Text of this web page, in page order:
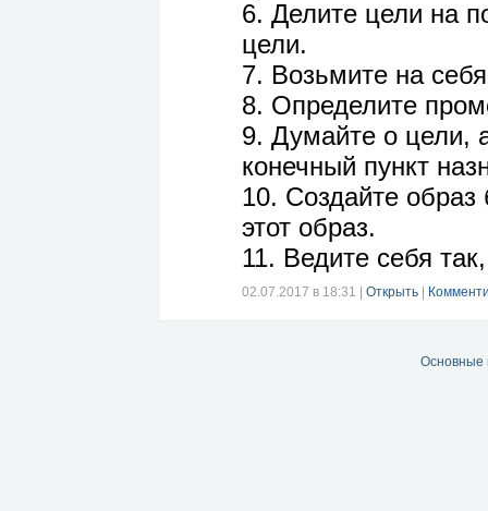
6. Делите цели на
цели.
7. Возьмите на
8. Определите
9. Думайте о цели,
конечный пункт
10. Создайте образ
этот образ.
11. Ведите себя
02.07.2017 в 18:31 Открыть
Основные